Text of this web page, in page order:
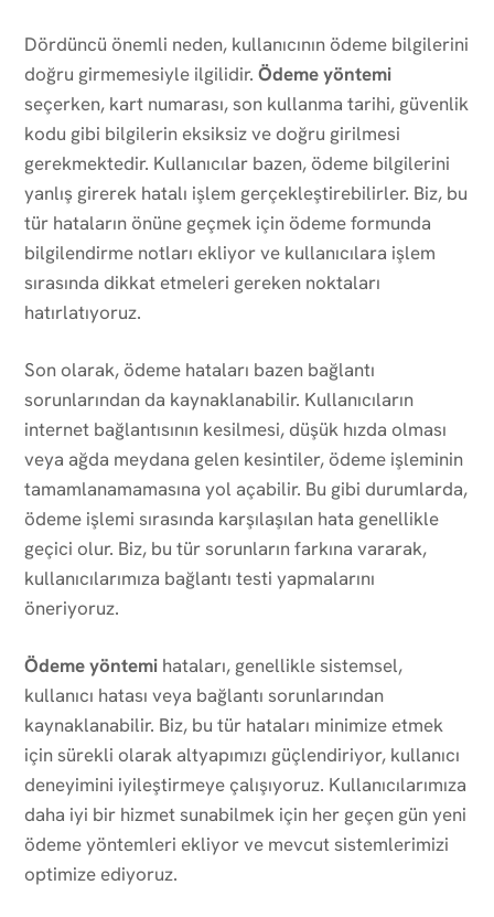
Dördüncü önemli neden, kullanıcının ödeme bilgilerini
doğru girmemesiyle ilgilidir. Ödeme yöntemi
seçerken, kart numarası, son kullanma tarihi, güvenlik
kodu gibi bilgilerin eksiksiz ve doğru girilmesi
gerekmektedir. Kullanıcılar bazen, ödeme bilgilerini
yanlış girerek hatalı işlem gerçekleştirebilirler. Biz, bu
tür hataların önüne geçmek için ödeme formunda
bilgilendirme notları ekliyor ve kullanıcılara işlem
sırasında dikkat etmeleri gereken noktaları
hatırlatıyoruz.
Son olarak, ödeme hataları bazen bağlantı
sorunlarından da kaynaklanabilir. Kullanıcıların
internet bağlantısının kesilmesi, düşük hızda olması
veya ağda meydana gelen kesintiler, ödeme işleminin
tamamlanamamasına yol açabilir. Bu gibi durumlarda,
ödeme işlemi sırasında karşılaşılan hata genellikle
geçici olur. Biz, bu tür sorunların farkına vararak,
kullanıcılarımıza bağlantı testi yapmalarını
öneriyoruz.
Ödeme yöntemi hataları, genellikle sistemsel,
kullanıcı hatası veya bağlantı sorunlarından
kaynaklanabilir. Biz, bu tür hataları minimize etmek
için sürekli olarak altyapımızı güçlendiriyor, kullanıcı
deneyimini iyileştirmeye çalışıyoruz. Kullanıcılarımıza
daha iyi bir hizmet sunabilmek için her geçen gün yeni
ödeme yöntemleri ekliyor ve mevcut sistemlerimizi
optimize ediyoruz.